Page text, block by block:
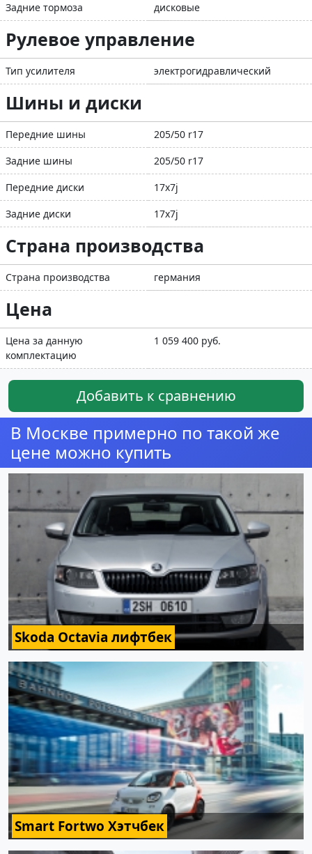
Задние тормоза дисковые
Рулевое управление
Тип усилителя электрогидравлический
Шины и диски
Передние шины
205/50 r17
Задние шины
205/50 r17
Передние диски
17x7j
Задние диски
17x7j
Страна производства
Страна производства германия
Цена
Цена за данную
комплектацию
1 059 400 руб.
Добавить к сравнению
В Москве примерно по такой же
цене можно купить
Skoda Octavia лифтбек
Smart Fortwo Хэтчбек